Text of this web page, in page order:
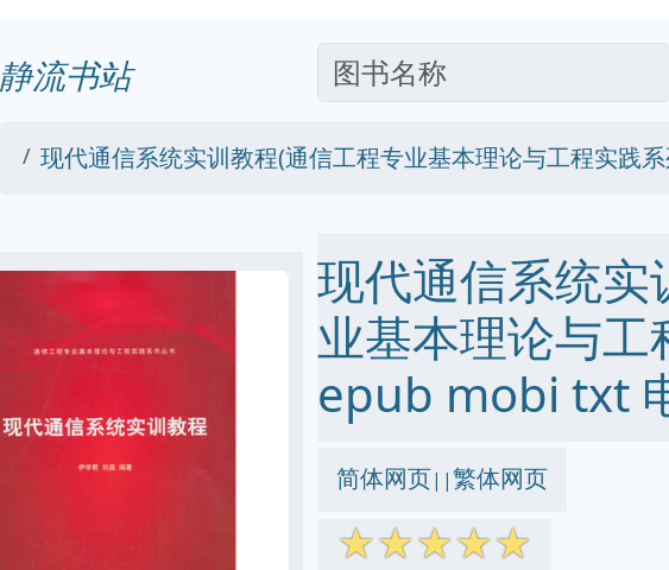
静流书站
现代通信系统实训教程(通信工程专业基本理论与工程实践
现代通信系统实
业基本理论与
epub mobi txt
简体网页||繁体网页
☆☆☆☆☆